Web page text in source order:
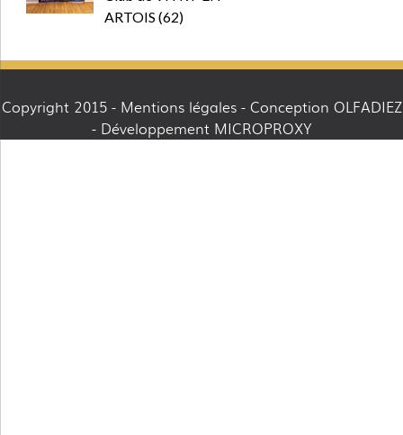
ARTOIS (62)
Copyright 2015 - Mentions légales- Conception OLFADIEZ
- Développement MICROPROXY